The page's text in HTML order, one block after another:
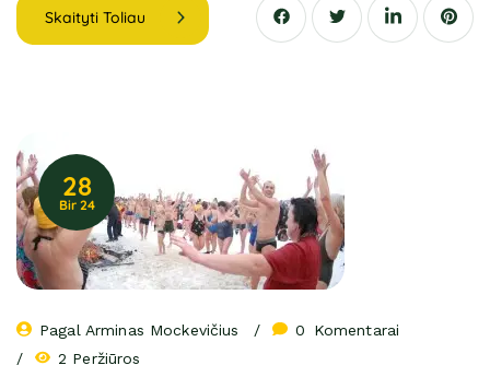
Skaityti Toliau
28
Bir 24
Pagal Arminas Mockevičius 0
Komentarai
2 Peržiūros